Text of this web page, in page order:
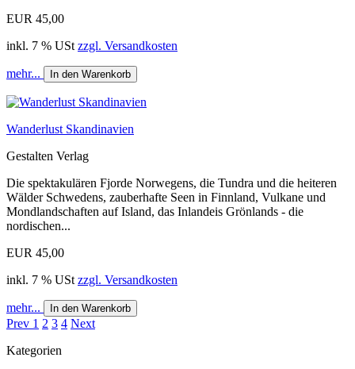
EUR 45,00
inkl. 7 % USt zzgl. Versandkosten
mehr... In den Warenkorb
Wanderlust Skandinavien
Gestalten Verlag
Die spektakulären Fjorde Norwegens, die Tundra und die heiteren
Wälder Schwedens, zauberhafte Seen in Finnland, Vulkane und
Mondlandschaften auf Island, das Inlandeis Grönlands - die
nordischen...
EUR 45,00
inkl. 7 % USt zzgl. Versandkosten
mehr... In den Warenkorb
Prev 1 2 3 4 Next
Kategorien